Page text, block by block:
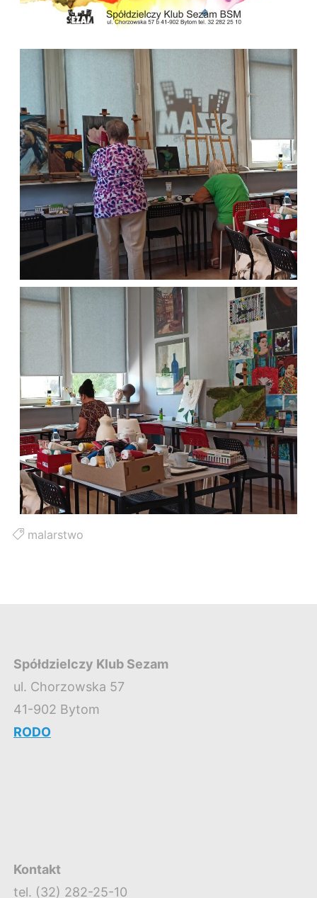
malarstwo
Spółdzielczy Klub Sezam
ul. Chorzowska 57
41-902 Bytom
RODO
Kontakt
tel. (32) 282-25-10